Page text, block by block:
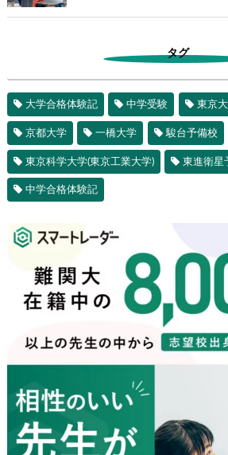
タグ
大学合格体験記 中学受験 東京
京都大学 一橋大学 駿台予備校
東京科学大学(東京工業大学) 東進衛星
中学合格体験記